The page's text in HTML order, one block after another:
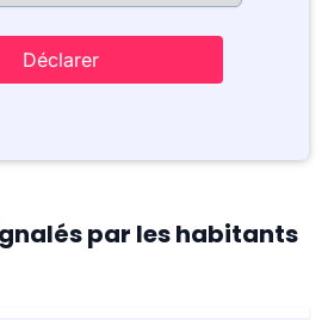
Déclarer
par les habitants